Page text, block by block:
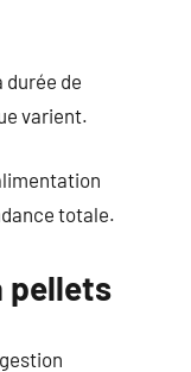
durée de
varient.
totale.
pellets